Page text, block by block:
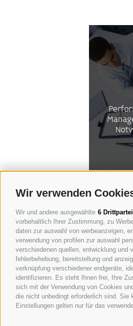
Wir verwenden
Wir und andere ausgewählte 6
vorbehaltlich Ihrer Zustimmung, zu
daten zur auswahl von werbeanzeigen,
verwendung von profilen zur auswahl
verschiedenen quellen, entwicklung und
fehlerbehebung, bereitstellung und
verknüpfung verschiedener endgeräte,
identifizieren. Es steht Ihnen frei, Ihre
sich mit der Verwendung von Cookies
die nicht unbedingt erforderlich sind. Sie
Einstellungen gelten nur für das
MICHAELER &
Eisackstraße
Tel. +39 0472
Sitemap Cookie-
Eingetragen an